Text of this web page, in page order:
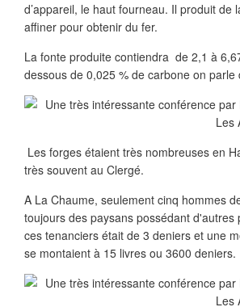
d’appareil, le haut fourneau. Il produit de
affiner pour obtenir du fer.
La fonte produite contiendra de 2,1 à
dessous de 0,025 % de carbone on parle
Les forges étaient très nombreuses en
très souvent au Clergé.
A La Chaume, seulement cinq hommes
toujours des paysans possédant
ces tenanciers était de 3 deniers et une
se montaient à 15 livres ou 3600 deniers.